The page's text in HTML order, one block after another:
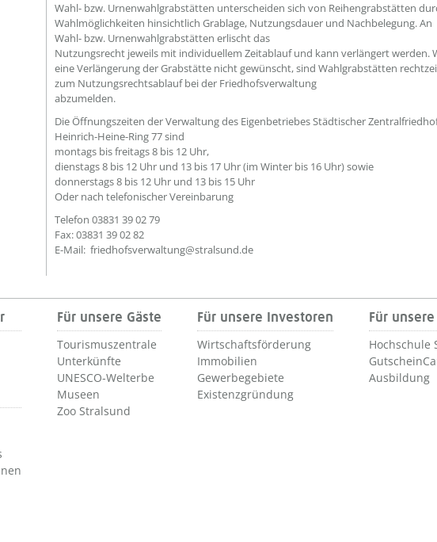
Wahl- bzw. Urnenwahlgrabstätten unterscheiden sich von Reihengrabstätten
Wahlmöglichkeiten hinsichtlich Grablage, Nutzungsdauer und Nachbelegung. An
Wahl- bzw. Urnenwahlgrabstätten erlischt das
Nutzungsrecht jeweils mit individuellem Zeitablauf und kann verlängert werden.
eine Verlängerung der Grabstätte nicht gewünscht, sind Wahlgrabstätten
zum Nutzungsrechtsablauf bei der Friedhofsverwaltung
abzumelden.
Die Öffnungszeiten der Verwaltung des Eigenbetriebes Städtischer
Heinrich-Heine-Ring 77 sind
montags bis freitags 8 bis 12 Uhr,
dienstags 8 bis 12 Uhr und 13 bis 17 Uhr (im Winter bis 16 Uhr) sowie
donnerstags 8 bis 12 Uhr und 13 bis 15 Uhr
Oder nach telefonischer Vereinbarung
Telefon 03831 39 02 79
Fax: 03831 39 02 82
E-Mail: friedhofsverwaltung@stralsund.de
Für unsere Gäste
Tourismuszentrale
Unterkünfte
UNESCO-Welterbe
Museen
Zoo Stralsund
Für unsere Investoren
Wirtschaftsförderung
Immobilien
Gewerbegebiete
Existenzgründung
Für
Hochschule
Ausbildung